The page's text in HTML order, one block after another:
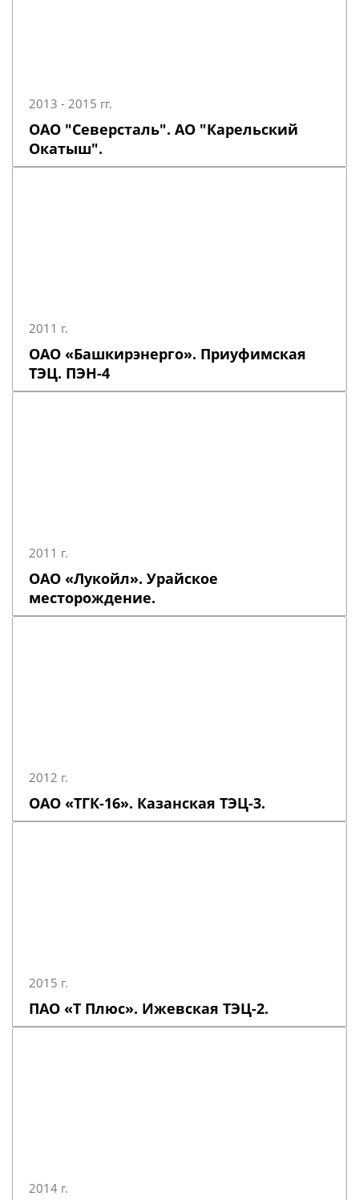
2013 - 2015 гг.
ОАО "Северсталь". АО "Карельский
Окатыш".
2011 г.
ОАО «Башкирэнерго». Приуфимская
ТЭЦ. ПЭН-4
2011 г.
ОАО «Лукойл». Урайское
месторождение.
2012 г.
ОАО «ТГК-16». Казанская ТЭЦ-3.
2015 г.
ПАО «Т Плюс». Ижевская ТЭЦ-2.
2014 г.